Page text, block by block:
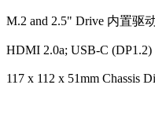
M.2 and 2.5" Drive 内置驱
HDMI 2.0a; USB-C
117 x 112 x 51mm Chassis